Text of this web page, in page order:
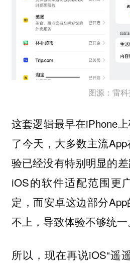
图源：雷
这套逻辑最早在iPhone
了今天，大多数主流
验已经没有特别明显的
iOS的软件适配范围更
定，而安卓这边部分
不上，导致体验不够统一
所以，现在再说iOS“遥